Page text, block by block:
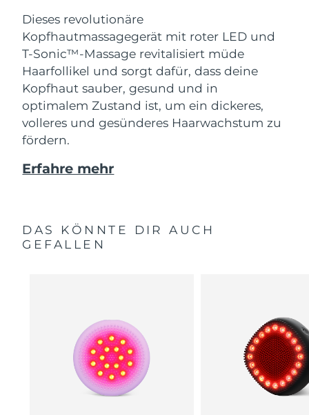
Dieses revolutionäre
Kopfhautmassagegerät mit roter LED und
T-Sonic™-Massage revitalisiert müde
Haarfollikel und sorgt dafür, dass deine
Kopfhaut sauber, gesund und in
optimalem Zustand ist, um ein dickeres,
volleres und gesünderes Haarwachstum zu
fördern.
Erfahre mehr
DAS KÖNNTE DIR AUCH
GEFALLEN